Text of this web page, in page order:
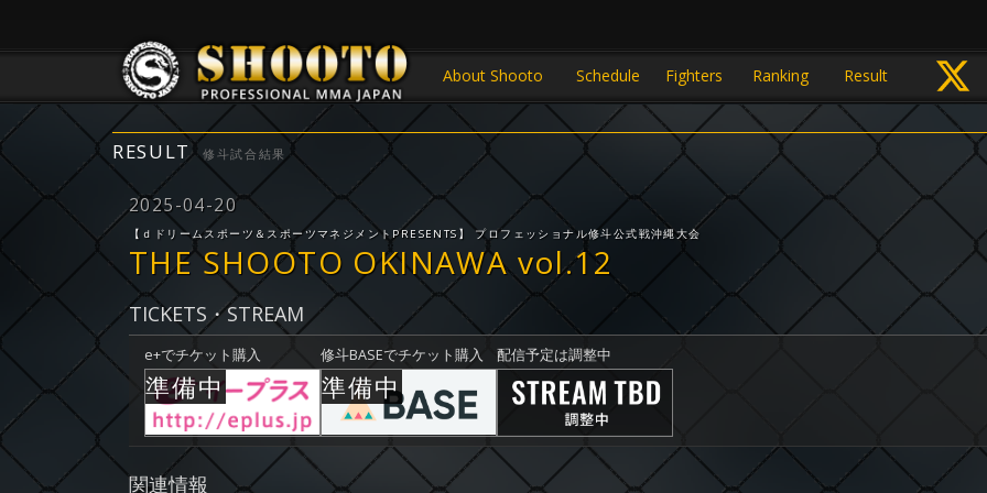
About Shooto Schedule Fighters Ranking Result
RESULT 修斗試合結果
2025-04-20
【ｄドリームスポーツ＆スポーツマネジメントPRESENTS】 プロフェッショナル修斗公式戦沖縄大会
THE SHOOTO OKINAWA vol.12
TICKETS・STREAM
e+でチケット購入 修斗BASEでチケット購入 配信予定は調整中
関連情報